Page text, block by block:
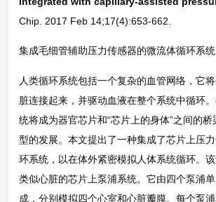
Chip. 2017 Feb 14;17(4):653-662.
集成毛细管辅助压力传感器的微流体循环系统
人类循环系统包括一个复杂的血管网络，它
脏连接起来，并驱动血液在整个系统中循环
统将成为器官芯片和“芯片上的身体”之间的
型的发展。本文提出了一种集成了芯片上压
环系统，以在体外紧密模拟人体系统循环。
类似心脏的芯片上泵浦系统。它由四个泵浦
成，分别模拟四个心室和心脏瓣膜。每个泵